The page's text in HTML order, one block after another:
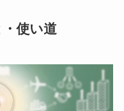
使い道